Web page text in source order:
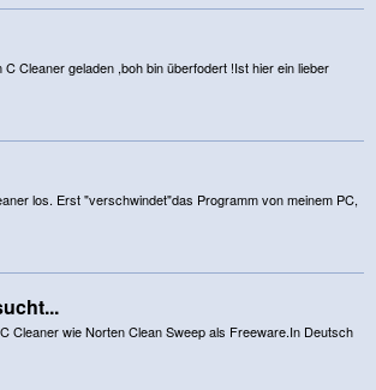
Cleaner geladen ,boh bin überfodert !Ist hier ein lieber
los. Erst "verschwindet"das Programm von meinem PC,
Cleaner wie Norten Clean Sweep als Freeware.In Deutsch